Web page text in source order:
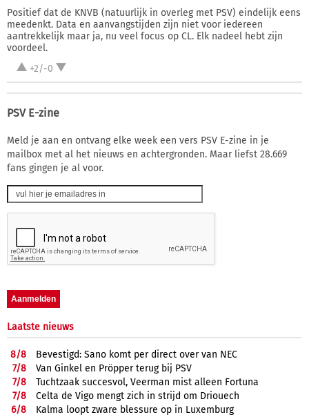
Positief dat de KNVB (natuurlijk in overleg met PSV) eindelijk eens
meedenkt. Data en aanvangstijden zijn niet voor iedereen
aantrekkelijk maar ja, nu veel focus op CL. Elk nadeel hebt zijn
voordeel.
+2/-0
PSV E-zine
Meld je aan en ontvang elke week een vers PSV E-zine in je
mailbox met al het nieuws en achtergronden. Maar liefst 28.669
fans gingen je al voor.
Laatste nieuws
8/8
Bevestigd: Sano komt per direct over van NEC
7/8
Van Ginkel en Pröpper terug bij PSV
7/8
Tuchtzaak succesvol, Veerman mist alleen Fortuna
7/8
Celta de Vigo mengt zich in strijd om Driouech
6/8
Kalma loopt zware blessure op in Luxemburg